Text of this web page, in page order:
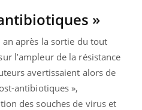
»
après la sortie du tout
l’ampleur de la résistance
avertissaient alors de
antibiotiques »,
des souches de virus et